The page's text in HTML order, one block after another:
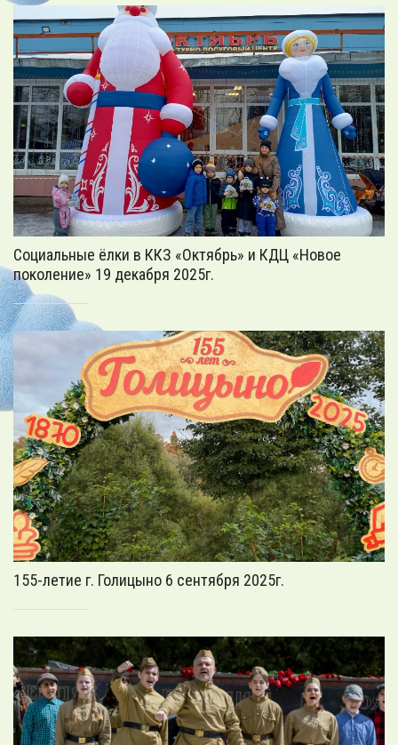
Социальные ёлки в ККЗ «Октябрь» и КДЦ «Новое
поколение» 19 декабря 2025г.
155-летие г. Голицыно 6 сентября 2025г.